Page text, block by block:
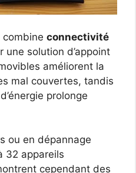
connectivité
une solution d’appoint
améliorent la
mal couvertes, tandis
prolonge
ou en dépannage
32 appareils
cependant des